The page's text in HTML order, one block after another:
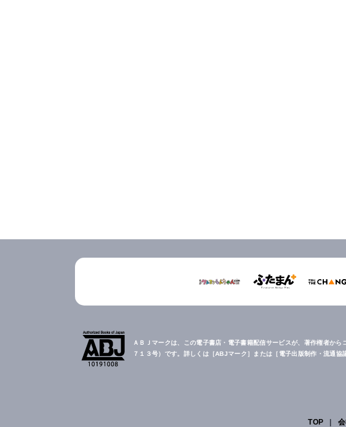
ＡＢＪマークは、この電子書店・電子書籍配信サービスが、著作権者か
７１３号）です。詳しくは［ABJマーク］または［電子出版制作・流通協
TOP